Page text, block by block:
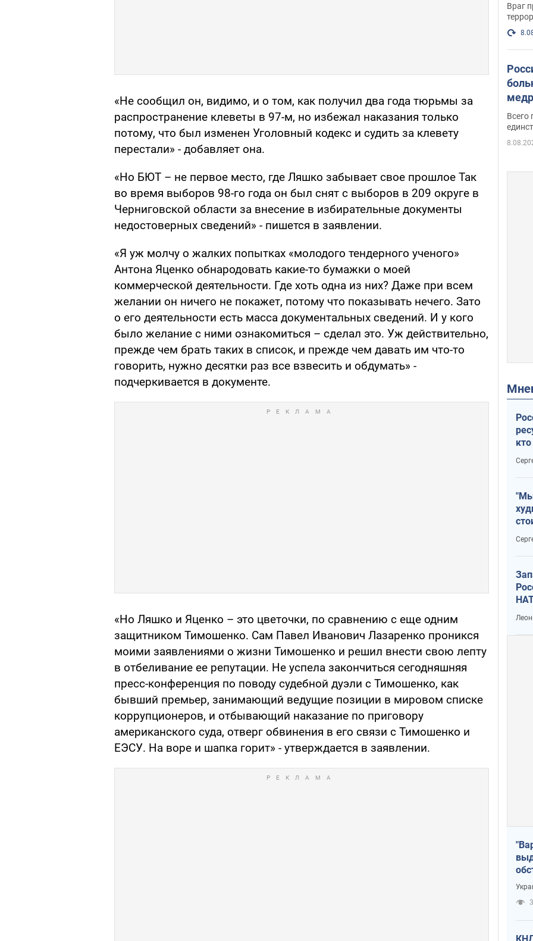
«Не сообщил он, видимо, и о том, как получил два года тюрьмы за
распространение клеветы в 97-м, но избежал наказания только
потому, что был изменен Уголовный кодекс и судить за клевету
перестали» - добавляет она.
«Но БЮТ – не первое место, где Ляшко забывает свое прошлое Так
во время выборов 98-го года он был снят с выборов в 209 округе в
Черниговской области за внесение в избирательные документы
недостоверных сведений» - пишется в заявлении.
«Я уж молчу о жалких попытках «молодого тендерного ученого»
Антона Яценко обнародовать какие-то бумажки о моей
коммерческой деятельности. Где хоть одна из них? Даже при всем
желании он ничего не покажет, потому что показывать нечего. Зато
о его деятельности есть масса документальных сведений. И у кого
было желание с ними ознакомиться – сделал это. Уж действительно,
прежде чем брать таких в список, и прежде чем давать им что-то
говорить, нужно десятки раз все взвесить и обдумать» -
подчеркивается в документе.
«Но Ляшко и Яценко – это цветочки, по сравнению с еще одним
защитником Тимошенко. Сам Павел Иванович Лазаренко проникся
моими заявлениями о жизни Тимошенко и решил внести свою лепту
в отбеливание ее репутации. Не успела закончиться сегодняшняя
пресс-конференция по поводу судебной дуэли с Тимошенко, как
бывший премьер, занимающий ведущие позиции в мировом списке
коррупционеров, и отбывающий наказание по приговору
американского суда, отверг обвинения в его связи с Тимошенко и
ЕЭСУ. На воре и шапка горит» - утверждается в заявлении.
Враг
Всего